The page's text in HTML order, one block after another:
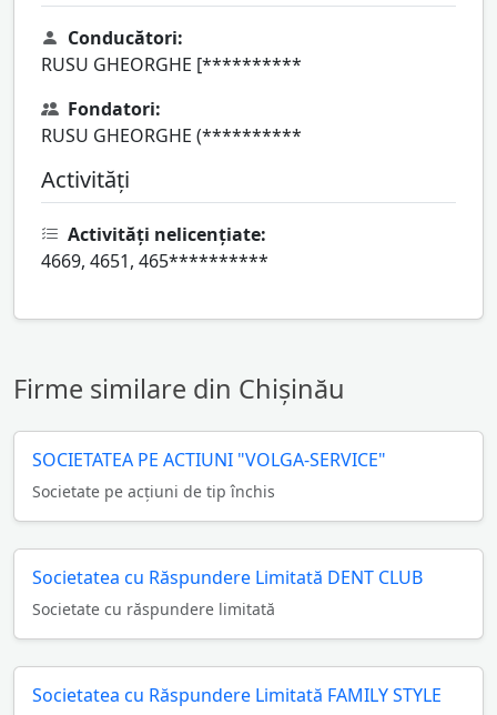
Conducători:
RUSU GHEORGHE [**********
Fondatori:
RUSU GHEORGHE (**********
Activități
Activități nelicențiate:
4669, 4651, 465**********
Firme similare din Chișinău
SOCIETATEA PE ACTIUNI "VOLGA-SERVICE"
Societate pe acţiuni de tip închis
Societatea cu Răspundere Limitată DENT CLUB
Societate cu răspundere limitată
Societatea cu Răspundere Limitată FAMILY STYLE